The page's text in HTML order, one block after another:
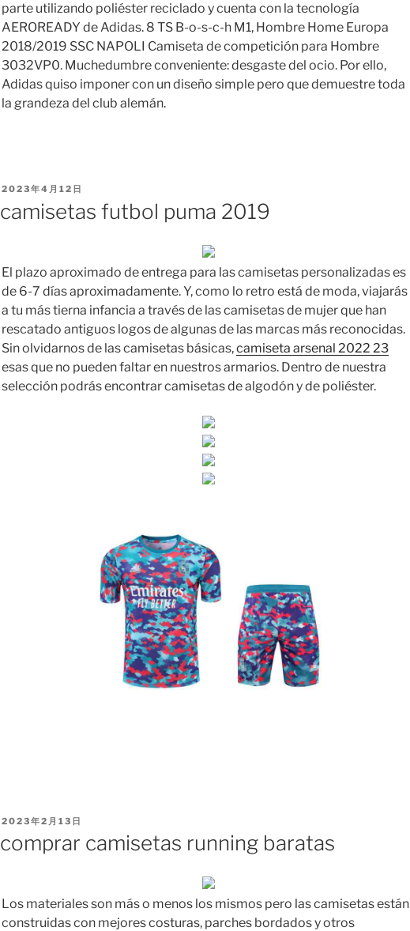
parte utilizando poliéster reciclado y cuenta con la tecnología
AEROREADY de Adidas. 8 TS B-o-s-c-h M1, Hombre Home Europa
2018/2019 SSC NAPOLI Camiseta de competición para Hombre
3032VP0. Muchedumbre conveniente: desgaste del ocio. Por ello,
Adidas quiso imponer con un diseño simple pero que demuestre toda
la grandeza del club alemán.
PUBLICADO
2023年4月12日
camisetas futbol puma 2019
El plazo aproximado de entrega para las camisetas personalizadas es
de 6-7 días aproximadamente. Y, como lo retro está de moda, viajarás
a tu más tierna infancia a través de las camisetas de mujer que han
rescatado antiguos logos de algunas de las marcas más reconocidas.
Sin olvidarnos de las camisetas básicas,camiseta arsenal 2022 23
esas que no pueden faltar en nuestros armarios. Dentro de nuestra
selección podrás encontrar camisetas de algodón y de poliéster.
PUBLICADO
2023年2月13日
comprar camisetas running baratas
Los materiales son más o menos los mismos pero las camisetas están
construidas con mejores costuras, parches bordados y otros